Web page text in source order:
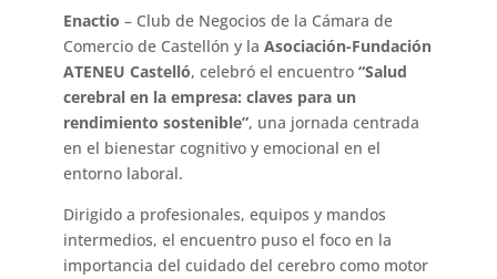
Enactio – Club de Negocios de la Cámara de
Comercio de Castellón y la Asociación-Fundación
ATENEU Castelló, celebró el encuentro “Salud
cerebral en la empresa: claves para un
rendimiento sostenible”, una jornada centrada
en el bienestar cognitivo y emocional en el
entorno laboral.
Dirigido a profesionales, equipos y mandos
intermedios, el encuentro puso el foco en la
importancia del cuidado del cerebro como motor